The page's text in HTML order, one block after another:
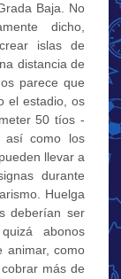
Baja. No
dicho,
islas de
distancia de
parece que
el estadio, os
50 tíos -
así como los
llevar a
durante
Huelga
deberían ser
abonos
animar, como
más de